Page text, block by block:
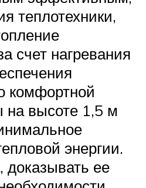
теплотехники,
счет нагревания
комфортной
на высоте 1,5 м
энергии.
доказывать ее